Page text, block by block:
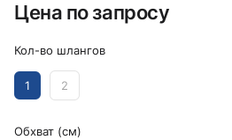
Цена по запросу
Кол-во шлангов
1 2
Обхват (см)